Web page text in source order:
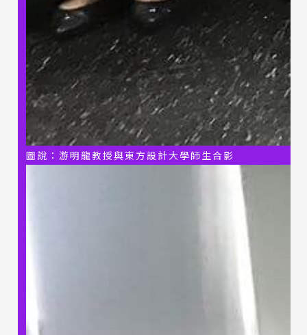
圖說：游明龍教授與東方設計大學師生合影